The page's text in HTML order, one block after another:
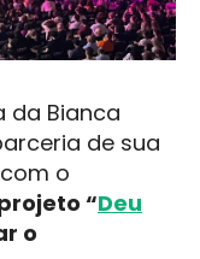
da Bianca
de sua
o
“Deu
o